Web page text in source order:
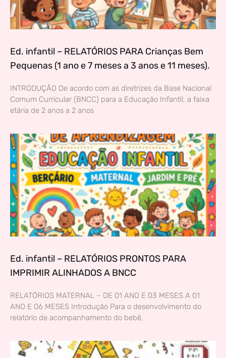
Ed. infantil – RELATÓRIOS PARA Crianças Bem
Pequenas (1 ano e 7 meses a 3 anos e 11 meses).
INTRODUÇÃO De acordo com as diretrizes da Base Nacional
Comum Curricular (BNCC) para a Educação Infantil, a faixa
etária de 2 anos a 2 anos
Ed. infantil – RELATÓRIOS PRONTOS PARA
IMPRIMIR ALINHADOS A BNCC
RELATÓRIOS MATERNAL – DE 01 ANO E 03 MESES A 01
ANO E 06 MESES Introdução Para o desenvolvimento do
relatório de acompanhamento do bebê,